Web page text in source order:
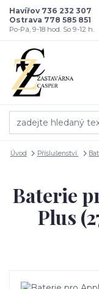
Havířov 736 232 307
Ostrava 778 585 851
Po-Pá, 9-18 hod. So 9-12 h.
Úvod Příslušenství
Baterie
Plus